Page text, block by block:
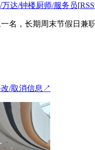
达/钟楼厨师/服务员[
名，长期周末节假日兼
/取消信息↗